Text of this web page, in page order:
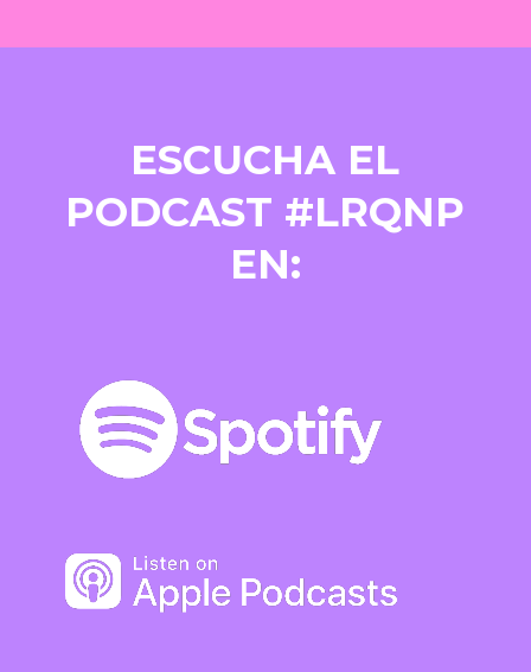
ESCUCHA EL
PODCAST #LRQNP
EN: